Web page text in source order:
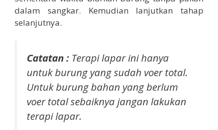
dalam sangkar. Kemudian lanjutkan tahap
selanjutnya.
Catatan : Terapi lapar ini hanya
untuk burung yang sudah voer total.
Untuk burung bahan yang berlum
voer total sebaiknya jangan lakukan
terapi lapar.